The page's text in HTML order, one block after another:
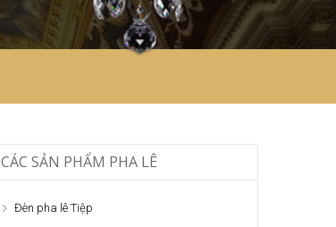
CÁC SẢN PHẨM PHA LÊ
Đèn pha lê Tiệp